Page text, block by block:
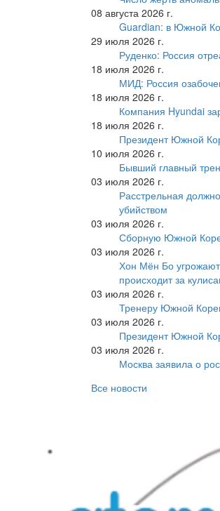
08 августа 2026 г.
Guardian: в Южной
29 июля 2026 г.
Руденко: Россия
18 июля 2026 г.
МИД: Россия
18 июля 2026 г.
Компания Hyundai
18 июля 2026 г.
Президент Южной
10 июля 2026 г.
Бывший главный
03 июля 2026 г.
Расстрельная
убийством
03 июля 2026 г.
Сборную Южной
03 июля 2026 г.
Хон Мён Бо
происходит за
03 июля 2026 г.
Тренеру Южной
03 июля 2026 г.
Президент Южной
03 июля 2026 г.
Москва заявила о
Все новости